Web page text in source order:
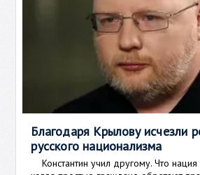
Благодаря Крылову исчезли
русского национализма
Константин учил другому. Что нация